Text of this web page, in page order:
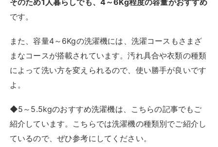
事などが忙しいとなかなか時間が取れず、数日分の衣類
をまとめて洗うこともあるでしょう。また、2人分のバ
スタオルなどを洗うことも考えると、少し余裕のある6
～7Kgにするのが良いですよ。
週末にまとめ洗いをしたり、シーツや毛布などの大物を
洗ったりする
は、二人用の物件では設置できないこともあるので、6
～7㎏程度はちょうどいいサイズと言えるでしょう。
◆7kgのおすすめ洗濯機は、こちらの記事でもご紹介し